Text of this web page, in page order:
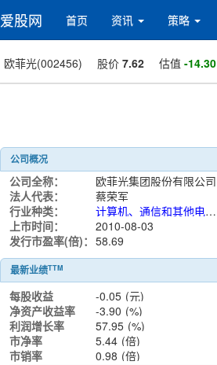
爱股网 首页 资讯 策略
欧菲光(002456) 股价 7.62 估值 -14.30
公司概况
公司全称： 欧菲光集团股份有限公司
法人代表：
蔡荣军
行业种类：
计算机、通信和其他电子设备制造业
上市时间：
2010-08-03
发行市盈率(倍)： 58.69
最新业绩TTM
每股收益 -0.05 (元)
净资产收益率
-3.90 (%)
利润增长率
57.95 (%)
市净率
5.44 (倍)
市销率
0.98 (倍)